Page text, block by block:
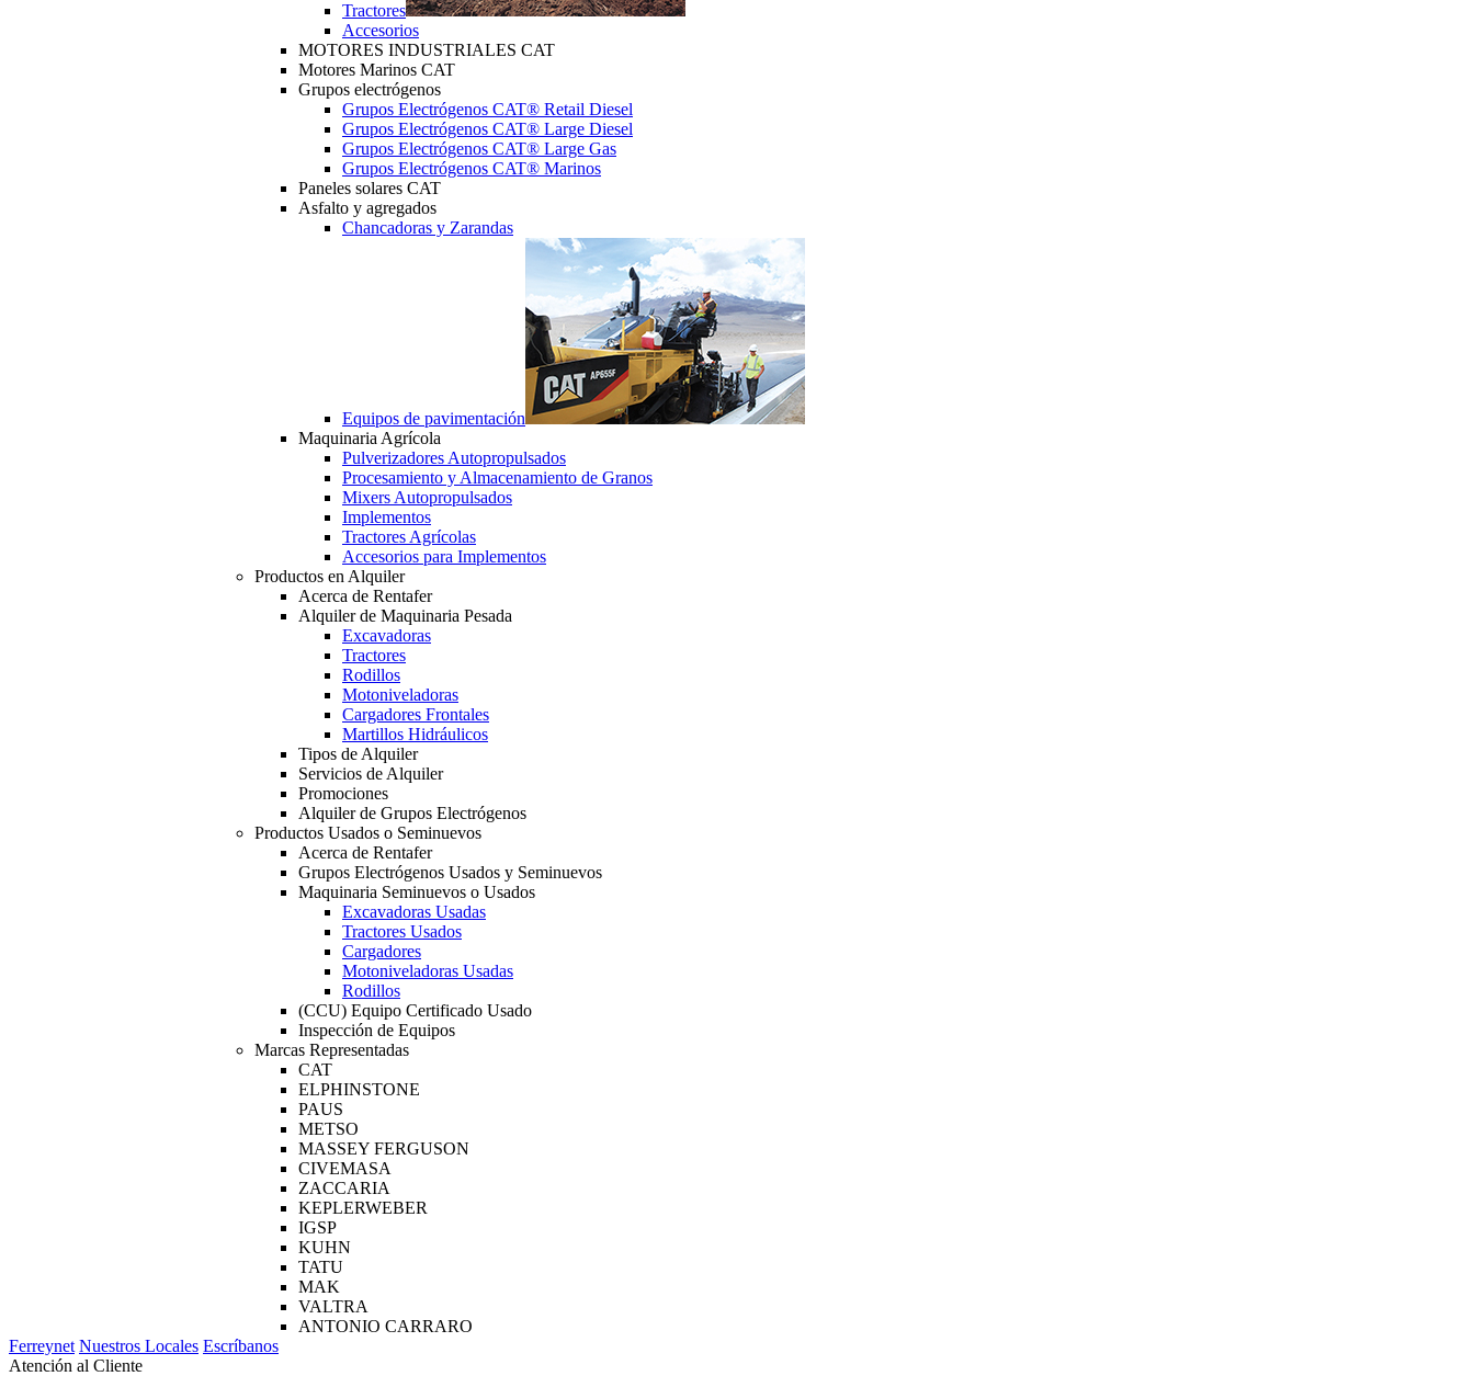
Tractores
Accesorios
MOTORES INDUSTRIALES CAT
Motores Marinos CAT
Grupos electrógenos
Grupos Electrógenos CAT® Retail Diesel
Grupos Electrógenos CAT® Large Diesel
Grupos Electrógenos CAT® Large Gas
Grupos Electrógenos CAT® Marinos
Paneles solares CAT
Asfalto y agregados
Chancadoras y Zarandas
Equipos de pavimentación
Maquinaria Agrícola
Pulverizadores Autopropulsados
Procesamiento y Almacenamiento de Granos
Mixers Autopropulsados
Implementos
Tractores Agrícolas
Accesorios para Implementos
Productos en Alquiler
Acerca de Rentafer
Alquiler de Maquinaria Pesada
Excavadoras
Tractores
Rodillos
Motoniveladoras
Cargadores Frontales
Martillos Hidráulicos
Tipos de Alquiler
Servicios de Alquiler
Promociones
Alquiler de Grupos Electrógenos
Productos Usados o Seminuevos
Acerca de Rentafer
Grupos Electrógenos Usados y Seminuevos
Maquinaria Seminuevos o Usados
Excavadoras Usadas
Tractores Usados
Cargadores
Motoniveladoras Usadas
Rodillos
(CCU) Equipo Certificado Usado
Inspección de Equipos
Marcas Representadas
CAT
ELPHINSTONE
PAUS
METSO
MASSEY FERGUSON
CIVEMASA
ZACCARIA
KEPLERWEBER
IGSP
KUHN
TATU
MAK
VALTRA
ANTONIO CARRARO
Ferreynet Nuestros Locales Escríbanos
Atención al Cliente